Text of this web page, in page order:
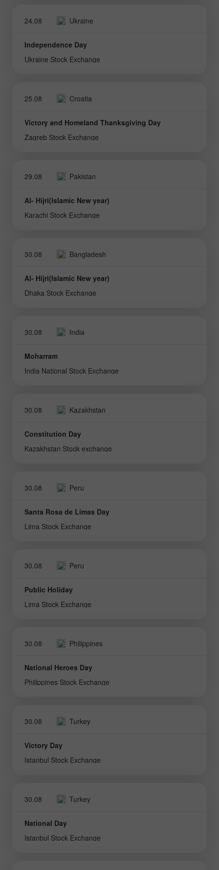
24.08 Ukraine
Independence Day
Ukraine Stock Exchange
25.08 Croatia
Victory and Homeland Thanksgiving Day
Zagreb Stock Exchange
29.08 Pakistan
Al- Hijri(Islamic New year)
Karachi Stock Exchange
30.08 Bangladesh
Al- Hijri(Islamic New year)
Dhaka Stock Exchange
30.08 India
Moharram
India National Stock Exchange
30.08 Kazakhstan
Constitution Day
Kazakhstan Stock exchange
30.08 Peru
Santa Rosa de Limas Day
Lima Stock Exchange
30.08 Peru
Public Holiday
Lima Stock Exchange
30.08 Philippines
National Heroes Day
Philippines Stock Exchange
30.08 Turkey
Victory Day
Istanbul Stock Exchange
30.08 Turkey
National Day
Istanbul Stock Exchange